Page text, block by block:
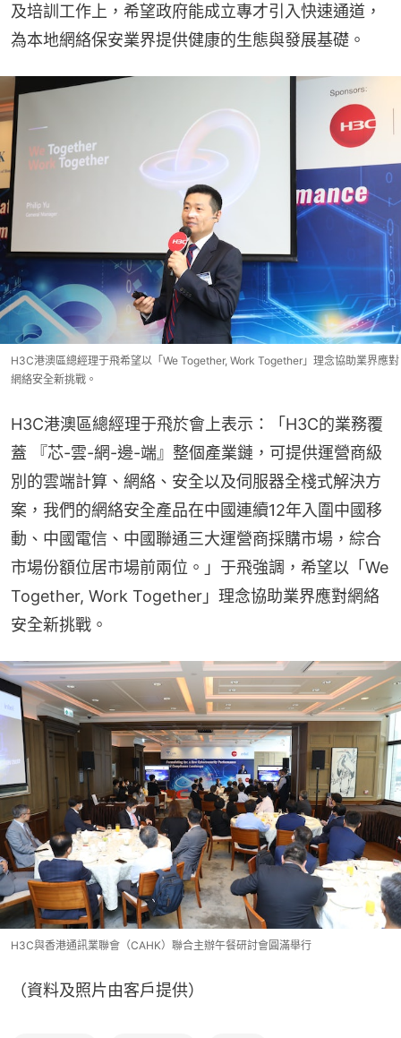
及培訓工作上，希望政府能成立專才引入快速通道，
為本地網絡保安業界提供健康的生態與發展基礎。
H3C港澳區總經理于飛希望以「We Together, Work Together」理念協助業界應對
網絡安全新挑戰。
H3C港澳區總經理于飛於會上表示：「H3C的業務覆
蓋 『芯-雲-網-邊-端』整個產業鏈，可提供運營商級
別的雲端計算、網絡、安全以及伺服器全棧式解決方
案，我們的網絡安全產品在中國連續12年入圍中國移
動、中國電信、中國聯通三大運營商採購市場，綜合
市場份額位居市場前兩位。」于飛強調，希望以「We
Together, Work Together」理念協助業界應對網絡
安全新挑戰。
H3C與香港通訊業聯會（CAHK）聯合主辦午餐研討會圓滿舉行
（資料及照片由客戶提供）